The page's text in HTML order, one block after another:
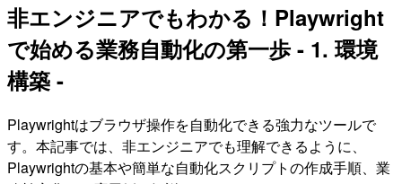
非エンジニアでもわかる！Playwright
で始める業務自動化の第一歩 - 1. 環境
構築 -
Playwrightはブラウザ操作を自動化できる強力なツールで
す。本記事では、非エンジニアでも理解できるように、
Playwrightの基本や簡単な自動化スクリプトの作成手順、業